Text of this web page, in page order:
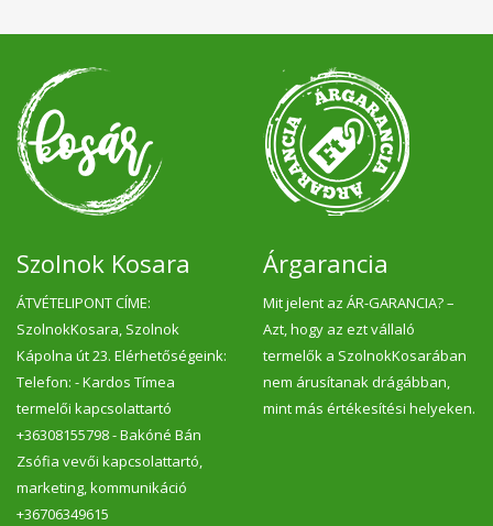
Szolnok Kosara
ÁTVÉTELIPONT CÍME:
SzolnokKosara, Szolnok
Kápolna út 23. Elérhetőségeink:
Telefon: - Kardos Tímea
termelői kapcsolattartó
+36308155798 - Bakóné Bán
Zsófia vevői kapcsolattartó,
marketing, kommunikáció
+36706349615
Árgarancia
Mit jelent az ÁR-GARANCIA? –
Azt, hogy az ezt vállaló
termelők a SzolnokKosarában
nem árusítanak drágábban,
mint más értékesítési helyeken.